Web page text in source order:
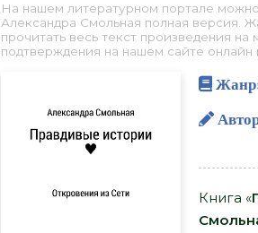
На нашем литературном портале
Александра Смольная полная версия.
прочитать весь текст произведения
подтверждения на нашем сайте онлайн
Книга «